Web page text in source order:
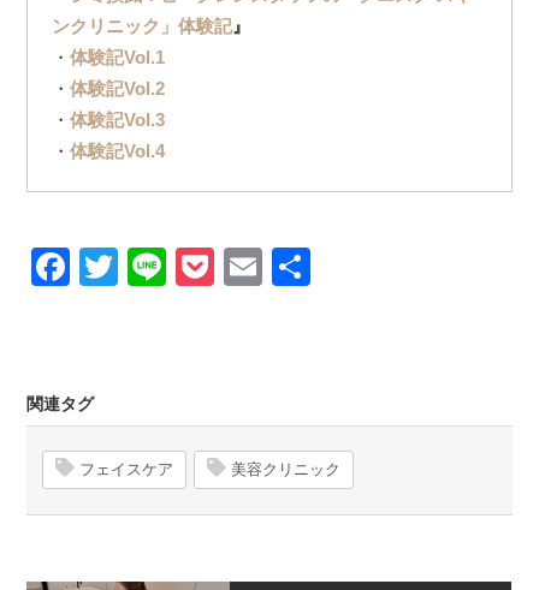
ンクリニック」体験記』
・体験記Vol.1
・体験記Vol.2
・体験記Vol.3
・体験記Vol.4
Facebook
Twitter
LinePocket
Email
関連タグ
フェイスケア 美容クリニック